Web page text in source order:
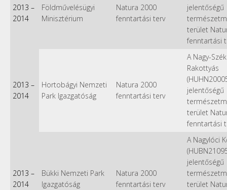
2013 –
2014
Földművelésügyi
Minisztérium
Natura 2000
fenntartási terv
jelentőségű
terület
fenntartási
2013 –
2014
Hortobágyi Nemzeti
Park Igazgatóság
Natura 2000
fenntartási terv
A Nagy-
Rakottyás
jelentőségű
terület
fenntartási
2013 –
2014
Bükki Nemzeti Park
Igazgatóság
Natura 2000
fenntartási terv
A Nagylóci
jelentőségű
terület